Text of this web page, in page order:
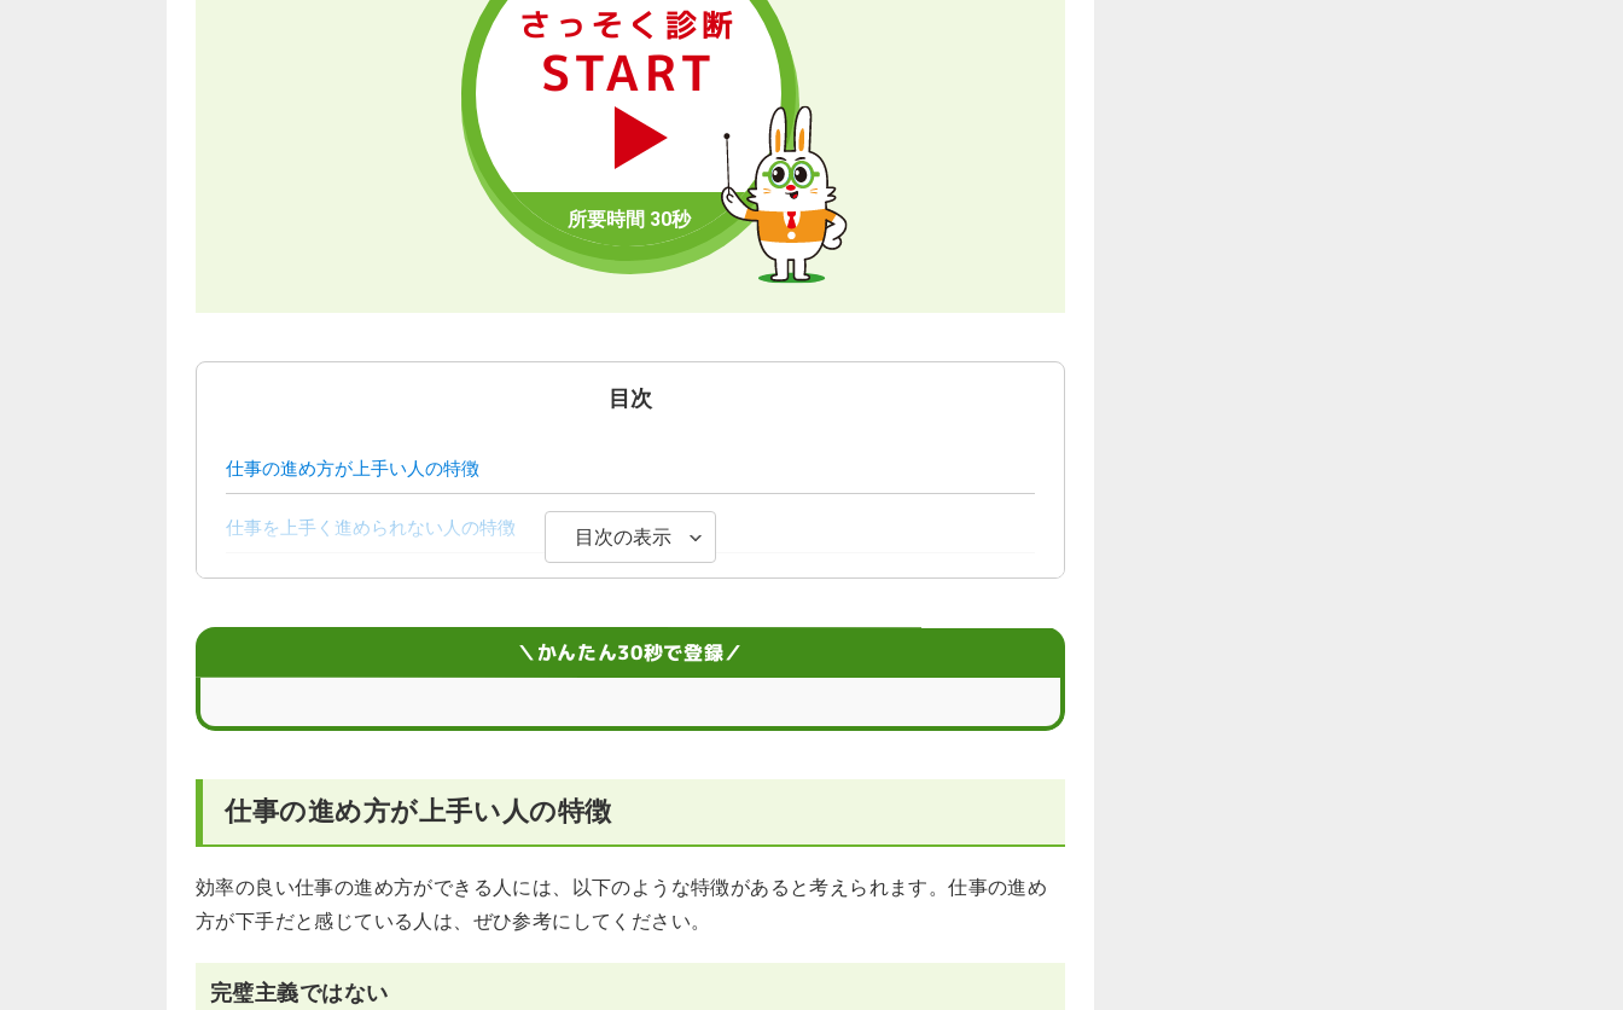
さっそく診断
START
目次
仕事の進め方が上手い人の特徴
仕事を上手く進められない人の特徴
仕事の進め方を改善するためのフレームワーク
目次の表示
＼かんたん30秒で登録／
仕事の進め方が上手い人の特徴
効率の良い仕事の進め方ができる人には、以下のような特徴があると考えられます。仕事の進め
方が下手だと感じている人は、ぜひ参考にしてください。
完璧主義ではない